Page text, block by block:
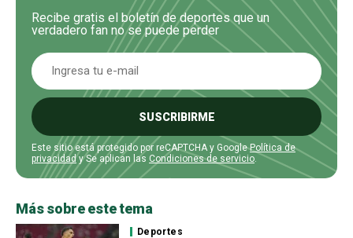
Recibe gratis el boletín de deportes que un
verdadero fan no se puede perder
SUSCRIBIRME
Este sitio está protegido por reCAPTCHA y GooglePolítica de
privacidady Se aplican las Condiciones de servicio
Más sobre este tema
Deportes